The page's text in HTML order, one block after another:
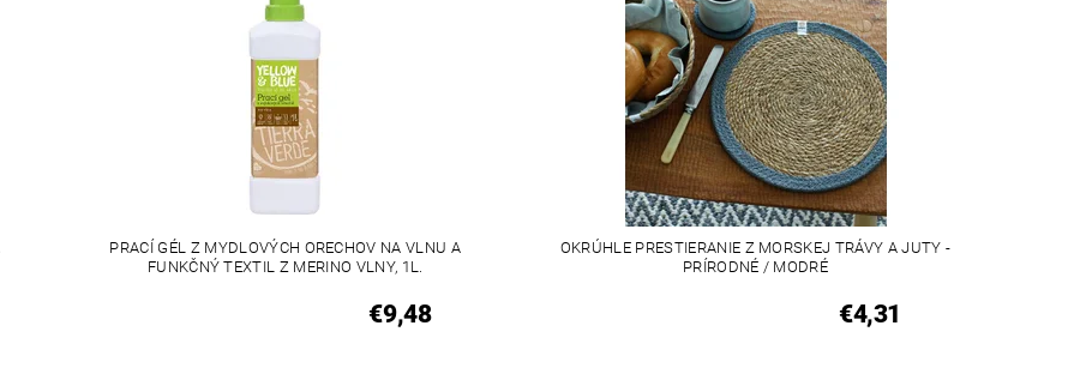
PRACÍ GÉL Z MYDLOVÝCH ORECHOV NA VLNU A
FUNKČNÝ TEXTIL Z MERINO VLNY, 1L.
€9,48
OKRÚHLE PRESTIERANIE Z MORSKEJ TRÁVY A JUTY -
PRÍRODNÉ / MODRÉ
€4,31